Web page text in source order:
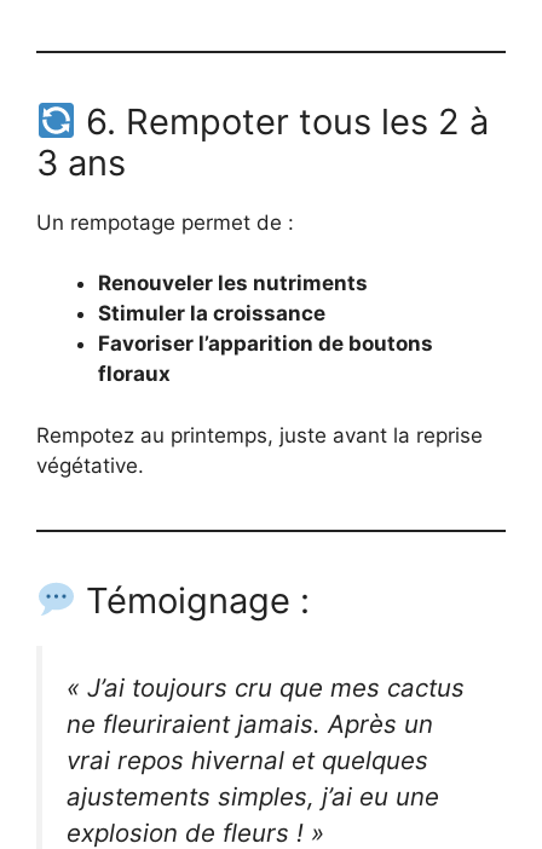
6. Rempoter tous les 2 à
3 ans
Un rempotage permet de :
Renouveler les nutriments
Stimuler la croissance
Favoriser l’apparition de boutons
floraux
Rempotez au printemps, juste avant la reprise
végétative.
Témoignage :
« J’ai toujours cru que mes cactus
ne fleuriraient jamais. Après un
vrai repos hivernal et quelques
ajustements simples, j’ai eu une
explosion de fleurs ! »